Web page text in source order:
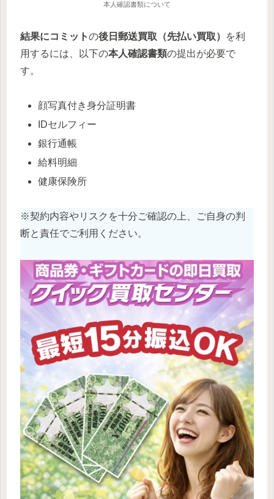
本人確認書類について
結果にコミットの後日郵送買取（先払い買取）
を利
用するには、以下の本人確認書類の提出が必要で
す。
顔写真付き身分証明書
IDセルフィー
銀行通帳
給料明細
健康保険所
※契約内容やリスクを十分ご確認の上、ご自身の判
断と責任でご利用ください。